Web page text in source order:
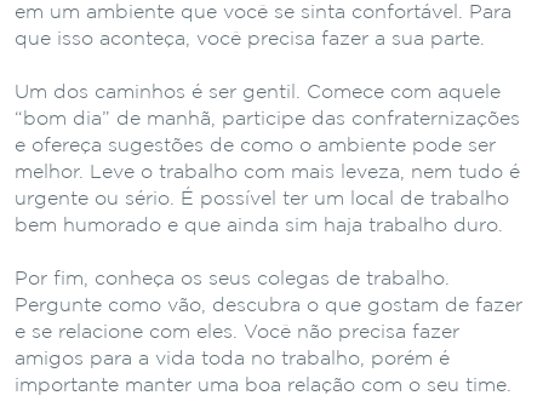
em um ambiente que você se sinta confortável. Para
que isso aconteça, você precisa fazer a sua parte.
Um dos caminhos é ser gentil. Comece com aquele
“bom dia” de manhã, participe das confraternizações
e ofereça sugestões de como o ambiente pode ser
melhor. Leve o trabalho com mais leveza, nem tudo é
urgente ou sério. É possível ter um local de trabalho
bem humorado e que ainda sim haja trabalho duro.
Por fim, conheça os seus colegas de trabalho.
Pergunte como vão, descubra o que gostam de fazer
e se relacione com eles. Você não precisa fazer
amigos para a vida toda no trabalho, porém é
importante manter uma boa relação com o seu time.